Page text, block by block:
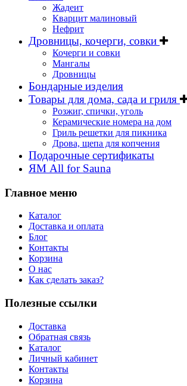
Жадеит
Кварцит малиновый
Нефрит
Дровницы, кочерги, совки
Кочерги и совки
Мангалы
Дровницы
Бондарные изделия
Товары для дома, сада и гриля
Розжиг, спички, уголь
Керамические номера на дом
Гриль решетки для пикника
Дрова, щепа для копчения
Подарочные сертификаты
ЯМ All for Sauna
Главное меню
Каталог
Доставка и оплата
Блог
Контакты
Корзина
О нас
Как сделать заказ?
Полезные ссылки
Доставка
Обратная связь
Каталог
Личный кабинет
Контакты
Корзина